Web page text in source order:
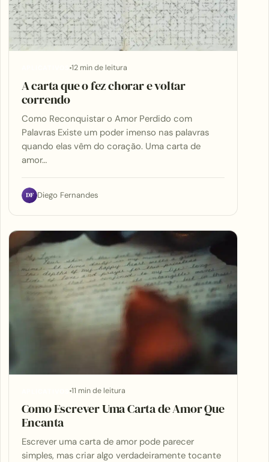
12 min de leitura
A carta que o fez chorar e voltar
correndo
Como Reconquistar o Amor Perdido com
Palavras Existe um poder imenso nas palavras
quando elas vêm do coração. Uma carta de
amor…
DF Diego Fernandes
11 min de leitura
Como Escrever Uma Carta de Amor Que
Encanta
Escrever uma carta de amor pode parecer
simples, mas criar algo verdadeiramente tocante